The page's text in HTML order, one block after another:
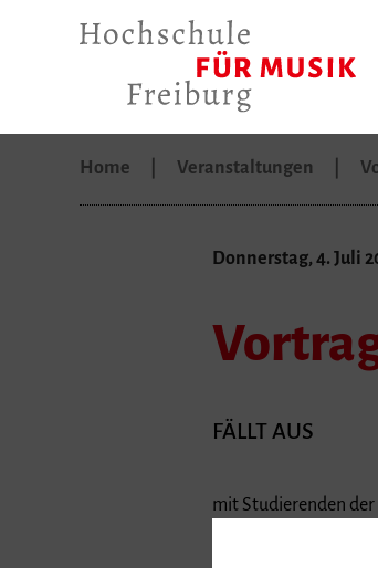
Home Veranstaltungen
Donnerstag, 4. Juli
FÄLLT AUS
mit Studierenden der